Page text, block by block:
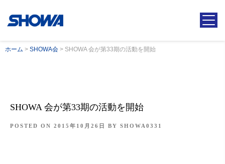
ホーム > SHOWA会 > SHOWA 会が第33期の活動を開始
SHOWA 会が第33期の活動を開始
POSTED ON 2015年10月26日 BY SHOWA0331